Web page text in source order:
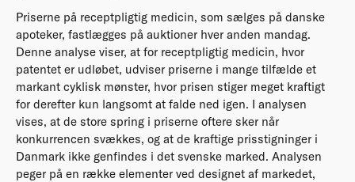
Priserne på receptpligtig medicin, som sælges på danske
apoteker, fastlægges på auktioner hver anden mandag.
Denne analyse viser, at for receptpligtig medicin, hvor
patentet er udløbet, udviser priserne i mange tilfælde et
markant cyklisk mønster, hvor prisen stiger meget kraftigt
for derefter kun langsomt at falde ned igen. I analysen
vises, at de store spring i priserne oftere sker når
konkurrencen svækkes, og at de kraftige prisstigninger i
Danmark ikke genfindes i det svenske marked. Analysen
peger på en række elementer ved designet af markedet,